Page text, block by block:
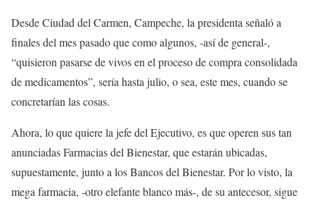
Desde Ciudad del Carmen, Campeche, la presidenta señaló a
finales del mes pasado que como algunos, -así de general-,
“quisieron pasarse de vivos en el proceso de compra consolidada
de medicamentos”, sería hasta julio, o sea, este mes, cuando se
concretarían las cosas.
Ahora, lo que quiere la jefe del Ejecutivo, es que operen sus tan
anunciadas Farmacias del Bienestar, que estarán ubicadas,
supuestamente, junto a los Bancos del Bienestar. Por lo visto, la
mega farmacia, -otro elefante blanco más-, de su antecesor, sigue